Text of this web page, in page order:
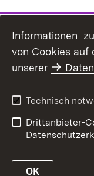
Barrierefreiheit
Informationen
von Cookies auf
unserer
Technisch
Drittanbieter-
OK